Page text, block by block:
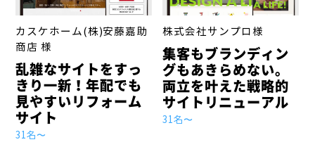
カスケホーム(株)安藤嘉助
商店 様
乱雑なサイトをすっ
きり一新！年配でも
見やすいリフォーム
サイト
31名〜
株式会社サンプロ様
集客もブランディン
グもあきらめない。
両立を叶えた戦略的
サイトリニューアル
31名〜